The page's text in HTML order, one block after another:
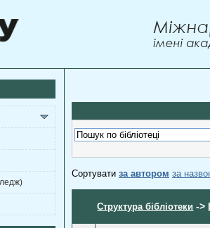
Сортувати за автором за
Структура бібліотеки ->